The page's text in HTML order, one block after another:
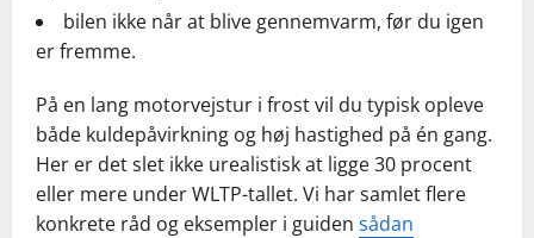
bilen ikke når at blive gennemvarm, før du igen
er fremme.
På en lang motorvejstur i frost vil du typisk opleve
både kuldepåvirkning og høj hastighed på én gang.
Her er det slet ikke urealistisk at ligge 30 procent
eller mere under WLTP-tallet. Vi har samlet flere
konkrete råd og eksempler i guiden sådan